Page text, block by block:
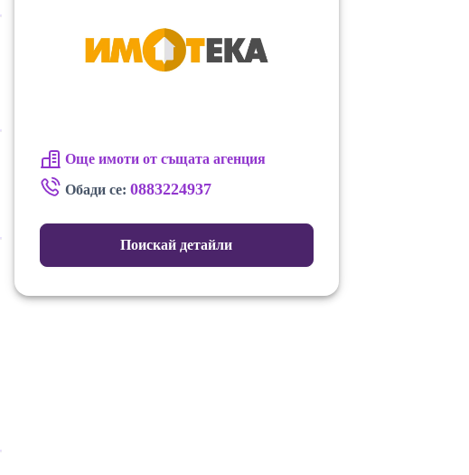
Още имоти от същата агенция
Обади се: 0883224937
Поискай детайли